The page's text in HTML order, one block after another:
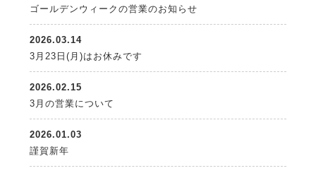
ゴールデンウィークの営業のお知らせ
2026.03.14
3月23日(月)はお休みです
2026.02.15
3月の営業について
2026.01.03
謹賀新年